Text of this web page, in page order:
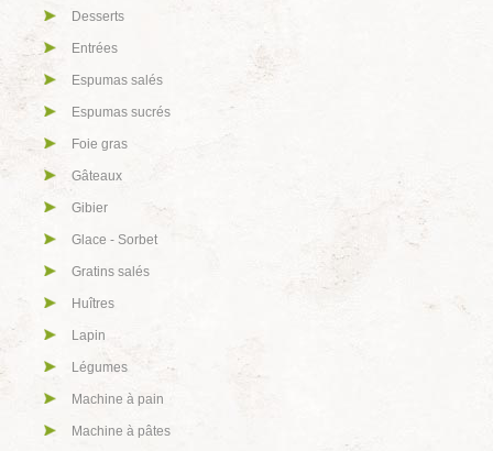
Desserts
Entrées
Espumas salés
Espumas sucrés
Foie gras
Gâteaux
Gibier
Glace - Sorbet
Gratins salés
Huîtres
Lapin
Légumes
Machine à pain
Machine à pâtes